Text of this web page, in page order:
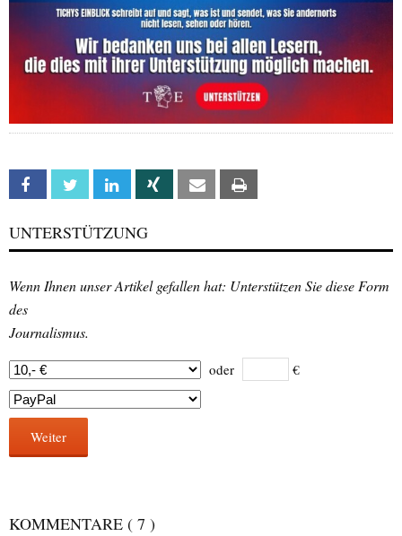
Facebook Twitter Linkedin Xing Email
UNTERSTÜTZUNG
Wenn Ihnen unser Artikel gefallen hat: Unterstützen Sie diese Form
des
Journalismus.
oder €
Weiter
KOMMENTARE ( 7 )